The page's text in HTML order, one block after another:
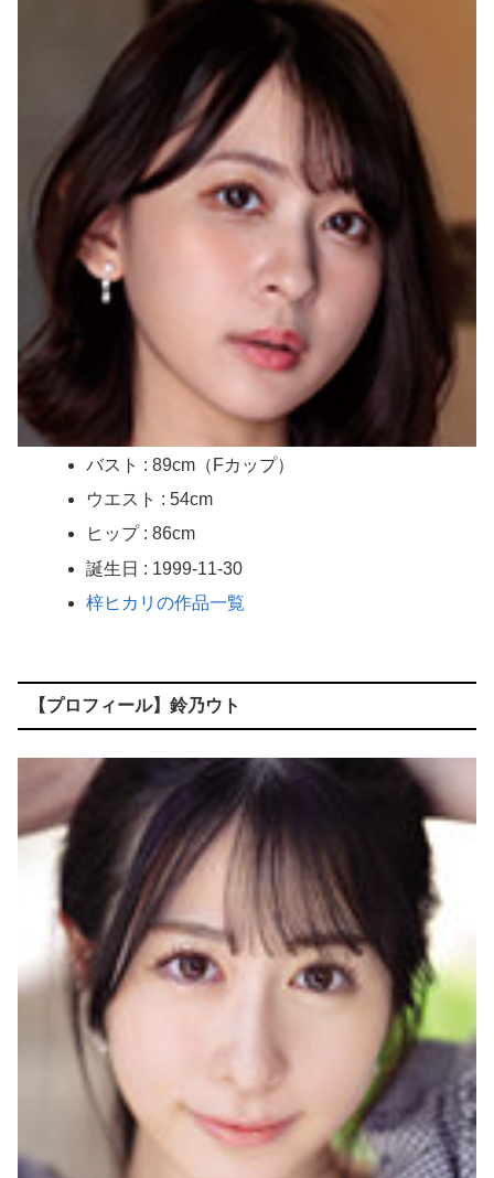
バスト : 89cm（Fカップ）
ウエスト : 54cm
ヒップ : 86cm
誕生日 : 1999-11-30
梓ヒカリの作品一覧
【プロフィール】鈴乃ウト